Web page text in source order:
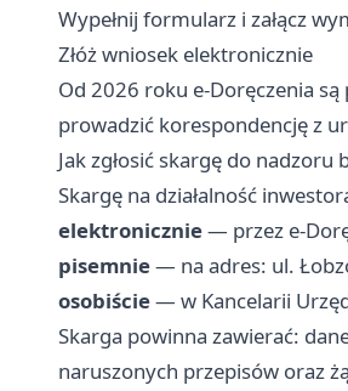
Wypełnij formularz i załącz
Złóż wniosek elektronicznie
Od 2026 roku e-Doręczenia
prowadzić korespondencję z
Jak zgłosić skargę do nadzoru
Skargę na działalność
elektronicznie— przez e-
pisemnie— na adres: ul.
osobiście— w Kancelarii
Skarga powinna zawierać:
naruszonych przepisów oraz